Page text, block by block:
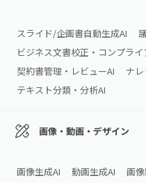
スライド/企画書自動生成AI
ビジネス文書校正・コンプライ
契約書管理・レビューAI
ナ
テキスト分類・分析AI
画像・動画・デザイン
画像生成AI 動画生成AI
画